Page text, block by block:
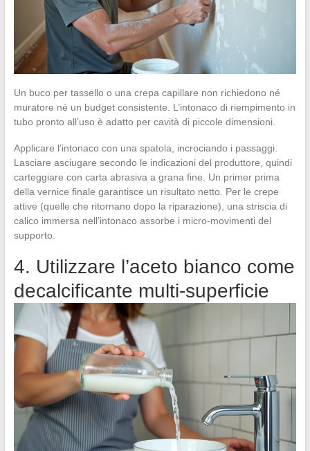
Un buco per tassello o una crepa capillare non richiedono né
muratore né un budget consistente. L’intonaco di riempimento in
tubo pronto all’uso è adatto per cavità di piccole dimensioni.
Applicare l’intonaco con una spatola, incrociando i passaggi.
Lasciare asciugare secondo le indicazioni del produttore, quindi
carteggiare con carta abrasiva a grana fine. Un primer prima
della vernice finale garantisce un risultato netto. Per le crepe
attive (quelle che ritornano dopo la riparazione), una striscia di
calico immersa nell’intonaco assorbe i micro-movimenti del
supporto.
4. Utilizzare l’aceto bianco come
decalcificante multi-superficie